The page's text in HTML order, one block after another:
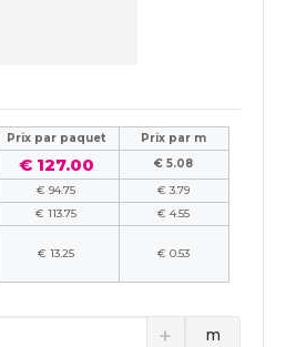
Prix ​​par paquet
Prix par m
€ 127.00
€ 5.08
€ 94.75
€ 3.79
€ 113.75
€ 4.55
€ 13.25 € 0.53
m